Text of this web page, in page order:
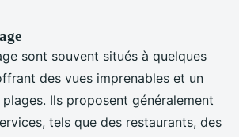
sont souvent situés à quelques
des vues imprenables et un
Ils proposent généralement
tels que des restaurants, des